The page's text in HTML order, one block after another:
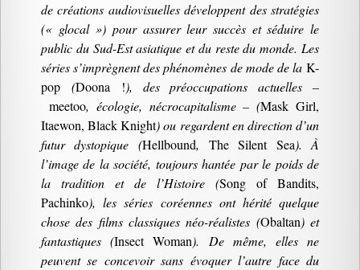
de créations audiovisuelles développent des stratégies
(« glocal ») pour assurer leur succès et séduire le
public du Sud-Est asiatique et du reste du monde. Les
séries s’imprègnent des phénomènes de mode de la K-
pop (Doona !), des préoccupations actuelles –
meetoo, écologie, nécrocapitalisme – (Mask Girl,
Itaewon, Black Knight) ou regardent en direction d’un
futur dystopique (Hellbound,The Silent Sea). À
l’image de la société, toujours hantée par le poids de
la tradition et de l’Histoire (Song of Bandits,
Pachinko), les séries coréennes ont hérité quelque
chose des films classiques néo-réalistes (Obaltan) et
fantastiques (Insect Woman). De même, elles ne
peuvent se concevoir sans évoquer l’autre face du